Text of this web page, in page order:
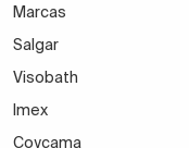
Marcas
Salgar
Visobath
Imex
Coycama